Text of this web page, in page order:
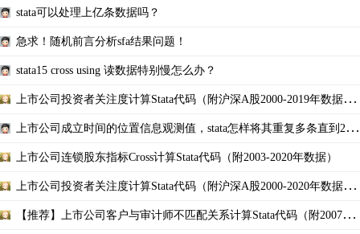
stata可以处理上亿条数据吗？
急求！随机前言分析sfa结果问题！
stata15 cross using 读数据特别慢怎么办？
上市公司投资者关注度计算Stata代码（附沪深A股2000-2019年数据和
上市公司成立时间的位置信息观测值，stata怎样将其重复多条直到202
上市公司连锁股东指标Cross计算Stata代码（附2003-2020年数据）
上市公司投资者关注度计算Stata代码（附沪深A股2000-2020年数据和
【推荐】上市公司客户与审计师不匹配关系计算Stata代码（附2007-20